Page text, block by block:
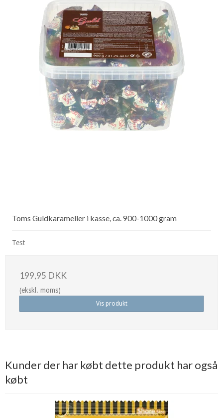
Toms Guldkarameller i kasse, ca. 900-1000 gram
Test
199,95 DKK
(ekskl. moms)
Vis produkt
Kunder der har købt dette produkt har også
købt